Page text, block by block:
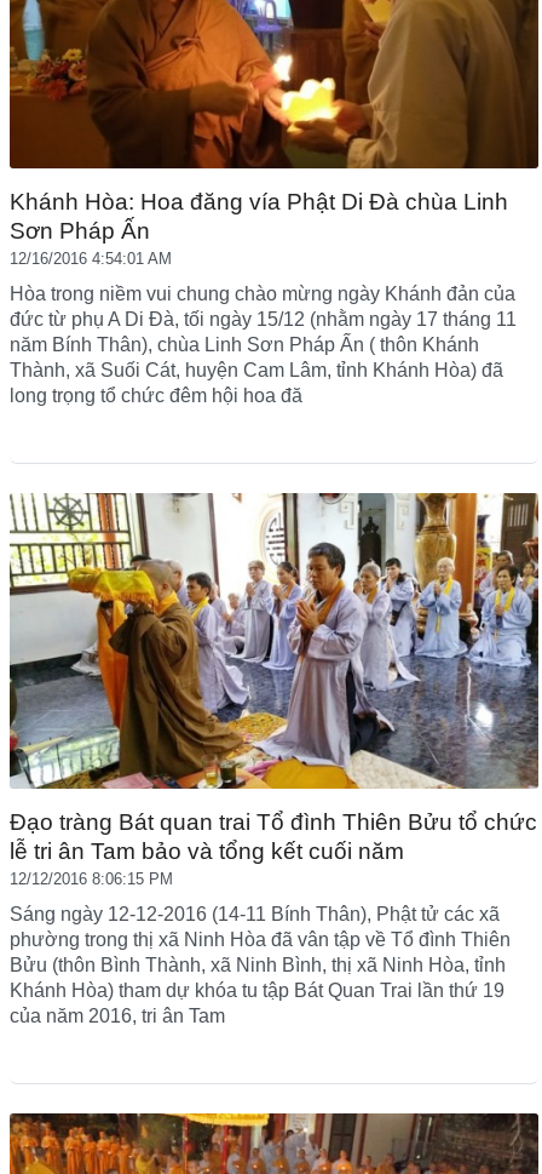
Khánh Hòa: Hoa đăng vía Phật Di Đà chùa Linh
Sơn Pháp Ấn
12/16/2016 4:54:01 AM
Hòa trong niềm vui chung chào mừng ngày Khánh đản của
đức từ phụ A Di Đà, tối ngày 15/12 (nhằm ngày 17 tháng 11
năm Bính Thân), chùa Linh Sơn Pháp Ấn ( thôn Khánh
Thành, xã Suối Cát, huyện Cam Lâm, tỉnh Khánh Hòa) đã
long trọng tổ chức đêm hội hoa đă
Đạo tràng Bát quan trai Tổ đình Thiên Bửu tổ chức
lễ tri ân Tam bảo và tổng kết cuối năm
12/12/2016 8:06:15 PM
Sáng ngày 12-12-2016 (14-11 Bính Thân), Phật tử các xã
phường trong thị xã Ninh Hòa đã vân tập về Tổ đình Thiên
Bửu (thôn Bình Thành, xã Ninh Bình, thị xã Ninh Hòa, tỉnh
Khánh Hòa) tham dự khóa tu tập Bát Quan Trai lần thứ 19
của năm 2016, tri ân Tam